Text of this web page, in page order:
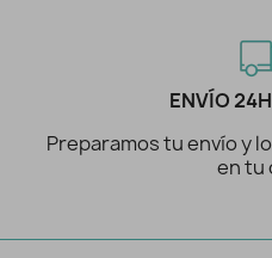
ENVÍO
Preparamos tu envío y
en tu